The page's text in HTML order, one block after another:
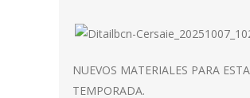
NUEVOS MATERIALES PARA ESTA
TEMPORADA.